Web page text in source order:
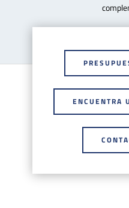
ENCUENTRA